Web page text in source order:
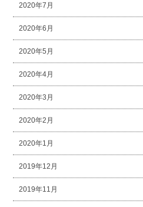
2020年7月
2020年6月
2020年5月
2020年4月
2020年3月
2020年2月
2020年1月
2019年12月
2019年11月